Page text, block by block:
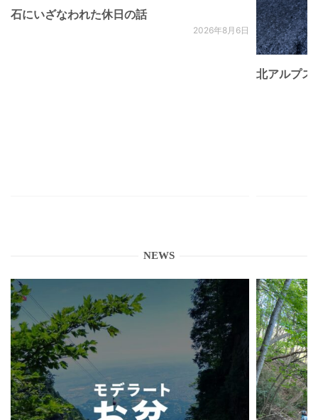
石にいざなわれた休日の話
2026年8月6日
北アルプ
NEWS